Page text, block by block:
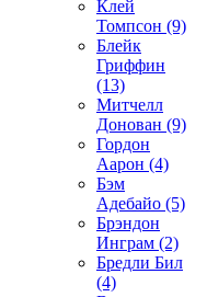
Клей
Томпсон (9)
Блейк
Гриффин
(13)
Митчелл
Донован (9)
Гордон
Аарон (4)
Бэм
Адебайо (5)
Брэндон
Инграм (2)
Бредли Бил
(4)